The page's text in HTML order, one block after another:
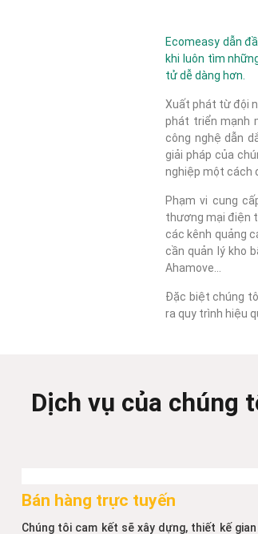
Ecomeasy dẫn
khi luôn tìm
tử dễ dàng hơn.
Xuất phát từ đội
phát triển mạnh
công nghệ dẫn
giải pháp của
nghiệp một cách
Phạm vi cung
thương mại điện
các kênh quảng
cần quản lý kho
Ahamove...
Đặc biệt chúng
ra quy trình hiệu
Dịch vụ của chúng
Bán hàng trực tuyến
Chúng tôi cam kết sẽ xây dựng, thiết kế